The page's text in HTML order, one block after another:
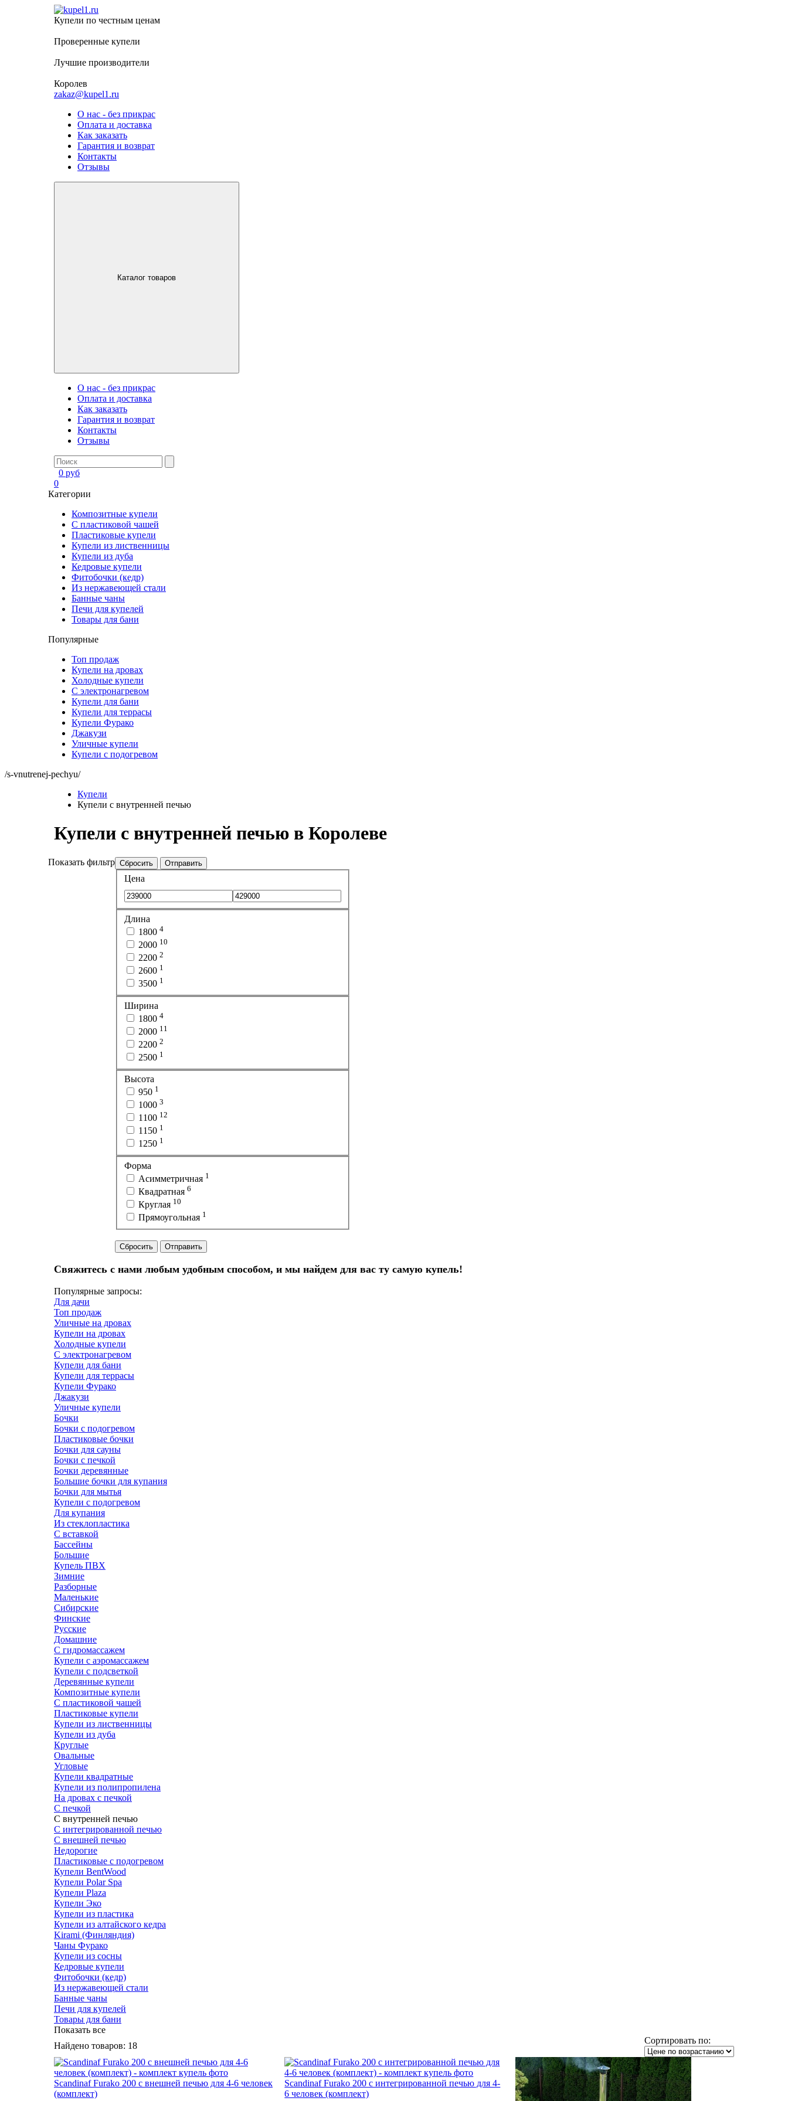
Купели по честным ценам
Проверенные купели
Лучшие производители
Королев
zakaz@kupel1.ru
О нас - без прикрас
Оплата и доставка
Как заказать
Гарантия и возврат
Контакты
Отзывы
Каталог товаров
О нас - без прикрас
Оплата и доставка
Как заказать
Гарантия и возврат
Контакты
Отзывы
0
0 руб
Категории
Композитные купели
С пластиковой чашей
Пластиковые купели
Купели из лиственницы
Купели из дуба
Кедровые купели
Фитобочки (кедр)
Из нержавеющей стали
Банные чаны
Печи для купелей
Товары для бани
Популярные
Топ продаж
Купели на дровах
Холодные купели
С электронагревом
Купели для бани
Купели для террасы
Купели Фурако
Джакузи
Уличные купели
Купели с подогревом
/s-vnutrenej-pechyu/
Купели
Купели с внутренней печью
Купели с внутренней печью в Королеве
Показать фильтр Сбросить Отправить
Цена
Длина
1800 4
2000 10
2200 2
2600 1
3500 1
Ширина
1800 4
2000 11
2200 2
2500 1
Высота
950 1
1000 3
1100 12
1150 1
1250 1
Форма
Асимметричная 1
Квадратная 6
Круглая 10
Прямоугольная 1
Сбросить Отправить
Свяжитесь с нами любым удобным способом, и мы найдем для вас ту самую купель!
Популярные запросы:
Для дачи
Топ продаж
Уличные на дровах
Купели на дровах
Холодные купели
С электронагревом
Купели для бани
Купели для террасы
Купели Фурако
Джакузи
Уличные купели
Бочки
Бочки с подогревом
Пластиковые бочки
Бочки для сауны
Бочки с печкой
Бочки деревянные
Большие бочки для купания
Бочки для мытья
Купели с подогревом
Для купания
Из стеклопластика
С вставкой
Бассейны
Большие
Купель ПВХ
Зимние
Разборные
Маленькие
Сибирские
Финские
Русские
Домашние
С гидромассажем
Купели с аэромассажем
Купели с подсветкой
Деревянные купели
Композитные купели
С пластиковой чашей
Пластиковые купели
Купели из лиственницы
Купели из дуба
Круглые
Овальные
Угловые
Купели квадратные
Купели из полипропилена
На дровах с печкой
С печкой
С внутренней печью
С интегрированной печью
С внешней печью
Недорогие
Пластиковые с подогревом
Купели BentWood
Купели Polar Spa
Купели Plaza
Купели Эко
Купели из пластика
Купели из алтайского кедра
Kirami (Финляндия)
Чаны Фурако
Купели из сосны
Кедровые купели
Фитобочки (кедр)
Из нержавеющей стали
Банные чаны
Печи для купелей
Товары для бани
Показать все
Найдено товаров: 18
Сортировать по:
Scandinaf Furako 200 с внешней печью для 4-6 человек
(комплект)
Scandinaf Furako 200 с интегрированной печью для 4-
6 человек (комплект)